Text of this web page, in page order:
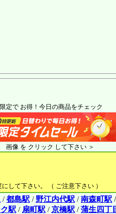
定で お得！今日の商品をチェック
像 を クリック して下さい ＞
して下さい。 （ ご注意下さい ）
/都島駅 / 野江内代駅 /南森町駅 /
駅 / 扇町駅 /京橋駅 /蒲生四丁